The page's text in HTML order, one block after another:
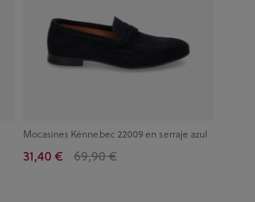
Mocasines Kénnebec 22009 en serraje azul
31,40 € 69,90 €